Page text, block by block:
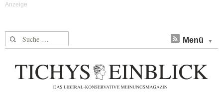
Suche nach: Menü